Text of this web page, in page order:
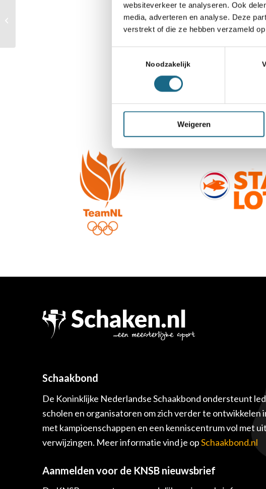
websiteverkeer te analyseren. Ook
media, adverteren en analyse. Deze
verstrekt of die ze hebben verzameld
Noodzakelijk
Weigeren
Schaakbond
De Koninklijke Nederlandse Schaakbond ondersteunt
scholen en organisatoren om zich verder te ontwikkelen
met kampioenschappen en een kenniscentrum vol met
verwijzingen. Meer informatie vind je opSchaakbond.nl
Aanmelden voor de KNSB nieuwsbrief